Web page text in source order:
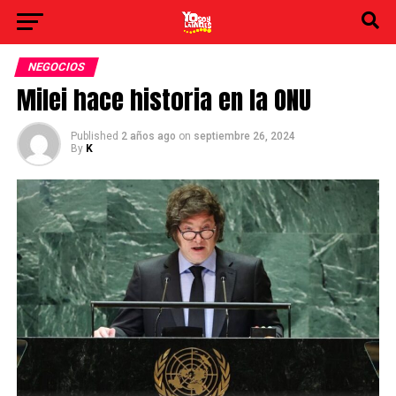
NEGOCIOS
Milei hace historia en la ONU
Published 2 años ago on septiembre 26, 2024
By K